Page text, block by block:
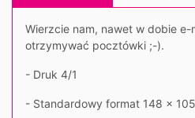
Wierzcie nam, nawet w dobie e-
otrzymywać pocztówki ;-).
- Druk 4/1
- Standardowy format 148 x